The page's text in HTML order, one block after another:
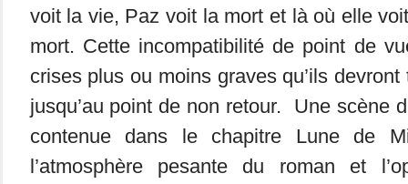
voit la vie, Paz voit la mort et là où elle
mort. Cette incompatibilité de point de
crises plus ou moins graves qu’ils
jusqu’au point de non retour. Une scène
contenue dans le chapitre Lune de
l’atmosphère pesante du roman et